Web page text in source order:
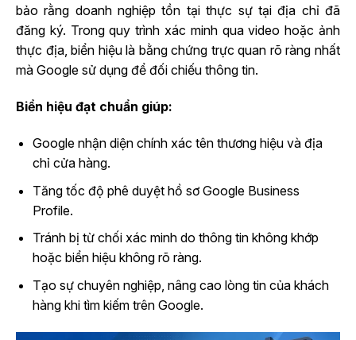
bảo rằng doanh nghiệp tồn tại thực sự tại địa chỉ đã
đăng ký. Trong quy trình xác minh qua video hoặc ảnh
thực địa, biển hiệu là bằng chứng trực quan rõ ràng nhất
mà Google sử dụng để đối chiếu thông tin.
Biển hiệu đạt chuẩn giúp:
Google nhận diện chính xác tên thương hiệu và địa
chỉ cửa hàng.
Tăng tốc độ phê duyệt hồ sơ Google Business
Profile.
Tránh bị từ chối xác minh do thông tin không khớp
hoặc biển hiệu không rõ ràng.
Tạo sự chuyên nghiệp, nâng cao lòng tin của khách
hàng khi tìm kiếm trên Google.